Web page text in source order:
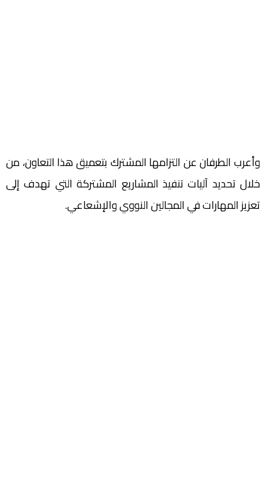
وأعرب الطرفان عن التزامها المشترك بتعميق هذا التعاون، من
خلال تحديد آليات تنفيذ المشاريع المشتركة التي تهدف إلى
تعزيز المهارات في المجالين النووي والإشعاعي.